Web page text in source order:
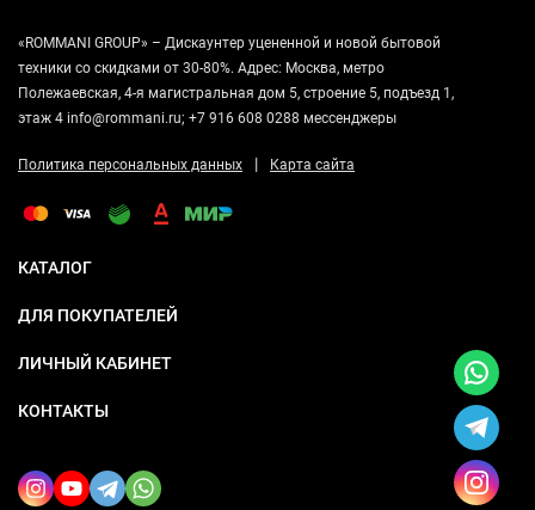
«ROMMANI GROUP» – Дискаунтер уцененной и новой бытовой
техники со скидками от 30-80%. Адрес: Москва, метро
Полежаевская, 4-я магистральная дом 5, строение 5, подъезд 1,
этаж 4 info@rommani.ru; +7 916 608 0288 мессенджеры
Политика персональных данных | Карта сайта
КАТАЛОГ
ДЛЯ ПОКУПАТЕЛЕЙ
ЛИЧНЫЙ КАБИНЕТ
КОНТАКТЫ